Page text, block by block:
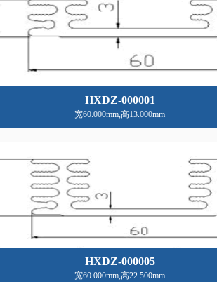
HXDZ-000001
宽60.000mm,高13.000mm
HXDZ-000005
宽60.000mm,高22.500mm